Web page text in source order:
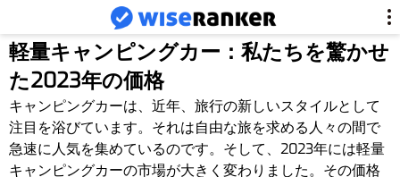
軽量キャンピングカー：私たちを驚かせ
た2023年の価格
キャンピングカーは、近年、旅行の新しいスタイルとして
注目を浴びています。それは自由な旅を求める人々の間で
急速に人気を集めているのです。そして、2023年には軽量
キャンピングカーの市場が大きく変わりました。その価格